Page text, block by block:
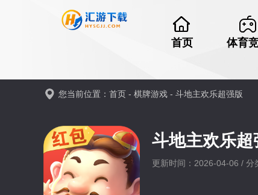
首页 体育
您当前位置： 首页 - 棋牌游戏 - 斗地主欢乐超强版
斗地主欢乐超
更新时间：2026-04-06 / 分